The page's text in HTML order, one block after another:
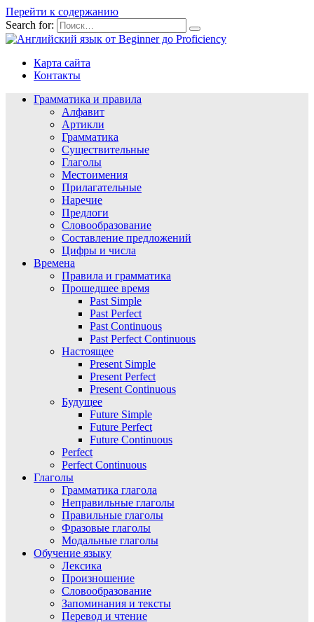
Перейти к содержанию
Search for:
Карта сайта
Контакты
Грамматика и правила
Алфавит
Артикли
Грамматика
Существительные
Глаголы
Местоимения
Прилагательные
Наречие
Предлоги
Словообразование
Составление предложений
Цифры и числа
Времена
Правила и грамматика
Прошедшее время
Past Simple
Past Perfect
Past Continuous
Past Perfect Continuous
Настоящее
Present Simple
Present Perfect
Present Continuous
Будущее
Future Simple
Future Perfect
Future Continuous
Perfect
Perfect Continuous
Глаголы
Грамматика глагола
Неправильные глаголы
Правильные глаголы
Фразовые глаголы
Модальные глаголы
Обучение языку
Лексика
Произношение
Словообразование
Запоминания и тексты
Перевод и чтение